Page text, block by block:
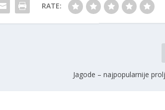
RATE:
Jagode – najpopularnije